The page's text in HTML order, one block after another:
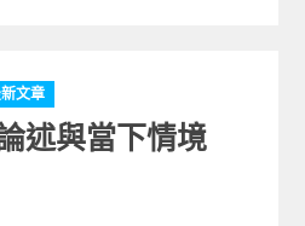
文章
述與當下情境